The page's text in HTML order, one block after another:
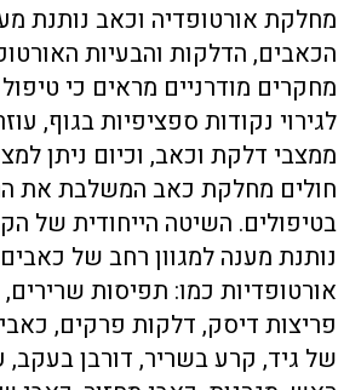
מחלקת אורטופדיה וכאב נותנת
הכאבים, הדלקות והבעיות
מחקרים מודרניים מראים כי טיפול
לגירוי נקודות ספציפיות בגוף,
ממצבי דלקת וכאב, וכיום ניתן
חולים מחלקת כאב המשלבת את
בטיפולים. השיטה הייחודית של
נותנת מענה למגוון רחב של
אורטופדיות כמו: תפיסות
פריצות דיסק, דלקות פרקים,
של גיד, קרע בשריר, דורבן